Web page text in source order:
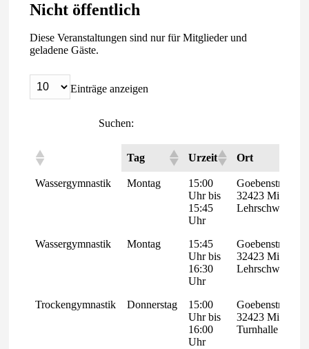
Nicht öffentlich
Diese Veranstaltungen sind nur für Mitglieder und
geladene Gäste.
Einträge anzeigen
Suchen:
Tag Urzeit Ort
Wassergymnastik Montag
15:00
Uhr bis
15:45
Uhr
Goebenstraße
32423 Minden
Wassergymnastik Montag
15:45
Uhr bis
16:30
Uhr
Goebenstraße
32423 Minden
Trockengymnastik Donnerstag
15:00
Uhr bis
16:00
Uhr
Goebenstraße
32423 Minden
Turnhalle